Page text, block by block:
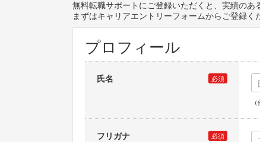
無料転職サポートにご登録いただくと、実績のあ
まずはキャリアエントリーフォームからご登録く
プロフィール
氏名 必須
フリガナ 必須